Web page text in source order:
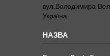
вул.Володимира
Україна